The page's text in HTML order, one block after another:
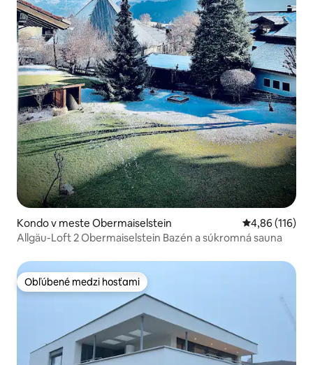
Kondo v meste Obermaiselstein Priemerné
4,86 (116)
Allgäu-Loft 2 Obermaiselstein Bazén a súkromná sauna
Obľúbené medzi hosťami
Obľúbené medzi hosťami